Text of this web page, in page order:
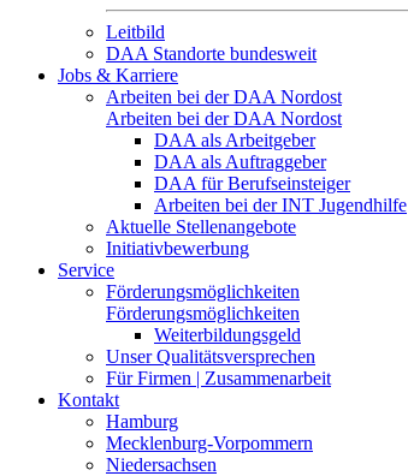
Leitbild
DAA Standorte bundesweit
Jobs & Karriere
Arbeiten bei der DAA Nordost
Arbeiten bei der DAA Nordost
DAA als Arbeitgeber
DAA als Auftraggeber
DAA für Berufseinsteiger
Arbeiten bei der INT Jugendhilfe
Aktuelle Stellenangebote
Initiativbewerbung
Service
Förderungsmöglichkeiten
Förderungsmöglichkeiten
Weiterbildungsgeld
Unser Qualitätsversprechen
Für Firmen | Zusammenarbeit
Kontakt
Hamburg
Mecklenburg-Vorpommern
Niedersachsen